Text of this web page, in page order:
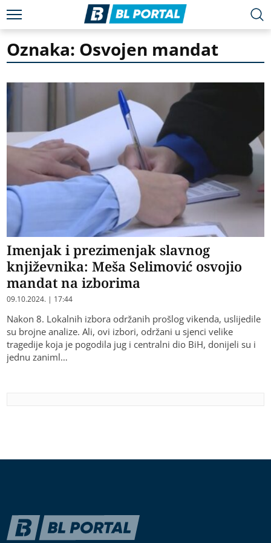
Oznaka: Osvojen mandat
Imenjak i prezimenjak slavnog
književnika: Meša Selimović osvojio
mandat na izborima
09.10.2024. | 17:44
Nakon 8. Lokalnih izbora održanih prošlog vikenda, uslijedile
su brojne analize. Ali, ovi izbori, održani u sjenci velike
tragedije koja je pogodila jug i centralni dio BiH, donijeli su i
jednu zaniml…